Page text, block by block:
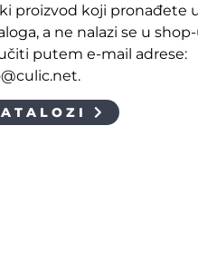
proizvod koji pronađete
a ne nalazi se u
putem e-mail adrese: